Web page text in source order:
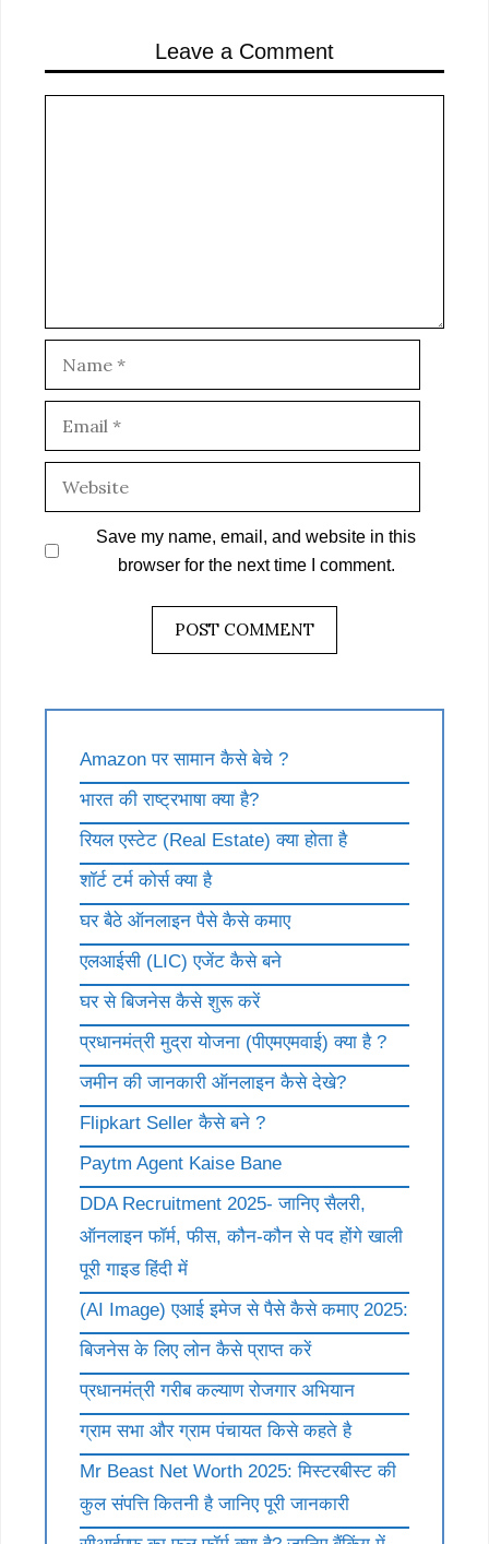
Leave a Comment
Save my name, email, and website in this
browser for the next time I comment.
Amazon पर सामान कैसे बेचे ?
भारत की राष्ट्रभाषा क्या है?
रियल एस्टेट (Real Estate) क्या होता है
शॉर्ट टर्म कोर्स क्या है
घर बैठे ऑनलाइन पैसे कैसे कमाए
एलआईसी (LIC) एजेंट कैसे बने
घर से बिजनेस कैसे शुरू करें
प्रधानमंत्री मुद्रा योजना (पीएमएमवाई) क्या है ?
जमीन की जानकारी ऑनलाइन कैसे देखे?
Flipkart Seller कैसे बने ?
Paytm Agent Kaise Bane
DDA Recruitment 2025- जानिए सैलरी,
ऑनलाइन फॉर्म, फीस, कौन-कौन से पद होंगे खाली
पूरी गाइड हिंदी में
(AI Image) एआई इमेज से पैसे कैसे कमाए 2025:
बिजनेस के लिए लोन कैसे प्राप्त करें
प्रधानमंत्री गरीब कल्याण रोजगार अभियान
ग्राम सभा और ग्राम पंचायत किसे कहते है
Mr Beast Net Worth 2025: मिस्टरबीस्ट की
कुल संपत्ति कितनी है जानिए पूरी जानकारी